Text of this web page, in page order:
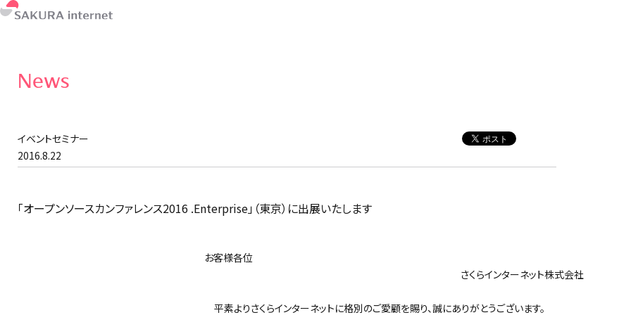
News
イベントセミナー
2016.8.22
「オープンソースカンファレンス2016 .Enterprise」（東京）に出展いたします
お客様各位
さくらインターネット株式会社
平素よりさくらインターネットに格別のご愛顧を賜り、誠にありがとうございます。